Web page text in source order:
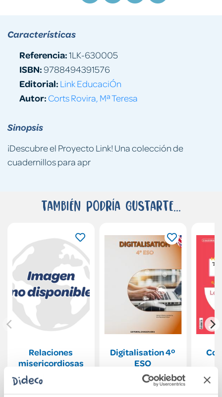
Sinopsis
¡Descubre el Proyecto Link! Una colección de
cuadernillos para apr
Características
Referencia:1LK-630005
ISBN:9788494391576
Editorial: Link EducaciÓn
Autor: Corts Rovira, Mª Teresa
También podría gustarte...
Relaciones
misericordiosas
Digitalisation 4º
ESO
44,78€